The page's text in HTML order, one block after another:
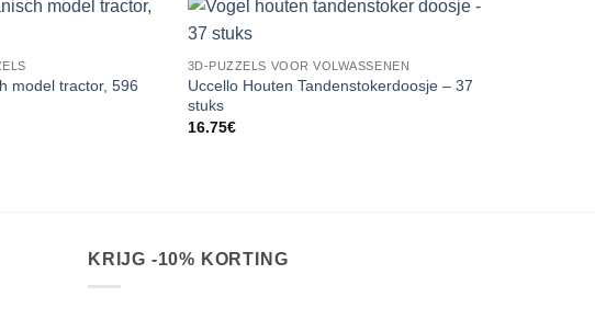
model tractor, 596
3D-PUZZELS VOOR VOLWASSENEN
Uccello Houten Tandenstokerdoosje – 37
stuks
16.75€
KRIJG -10% KORTING